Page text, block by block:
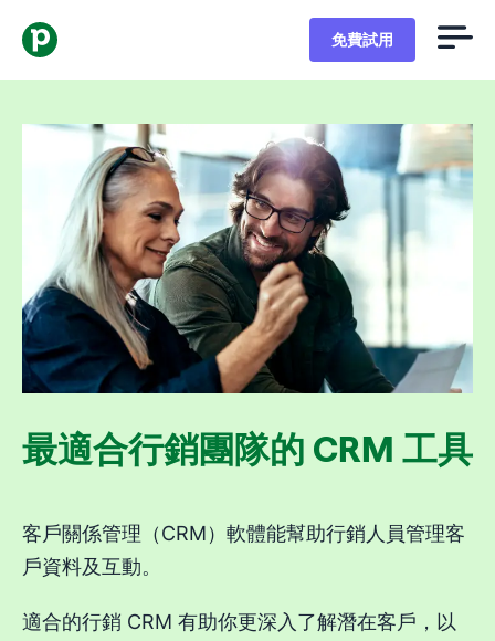
免費試用
最適合行銷團隊的 CRM 工具
客戶關係管理（CRM）軟體能幫助行銷人員管理客
戶資料及互動。
適合的行銷 CRM 有助你更深入了解潛在客戶，以